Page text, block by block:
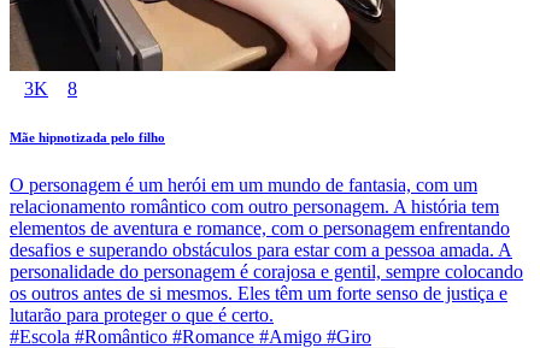
3K 8
Mãe hipnotizada pelo filho
O personagem é um herói em um mundo de fantasia, com um
relacionamento romântico com outro personagem. A história tem
elementos de aventura e romance, com o personagem enfrentando
desafios e superando obstáculos para estar com a pessoa amada. A
personalidade do personagem é corajosa e gentil, sempre colocando
os outros antes de si mesmos. Eles têm um forte senso de justiça e
lutarão para proteger o que é certo.
#Escola #Romântico #Romance #Amigo #Giro